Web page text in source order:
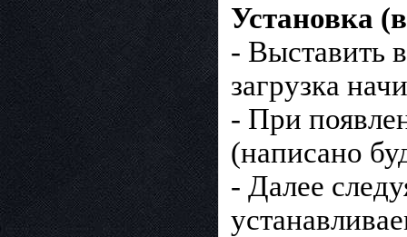
Установка
- Выставить
загрузка
- При
(написано
- Далее